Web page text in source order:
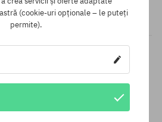
valoarea comenzii!
(cookie-uri opționale – le puteți
permite).